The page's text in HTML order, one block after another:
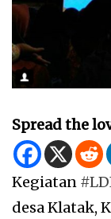
Spread the
Kegiatan
desa Klatak,